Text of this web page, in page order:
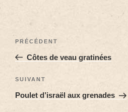
PRÉCÉDENT
Côtes de veau gratinées
SUIVANT
Poulet d’israël aux grenades